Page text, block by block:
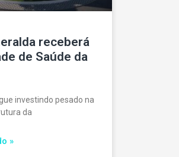
receberá
de Saúde da
investindo pesado na
da
»